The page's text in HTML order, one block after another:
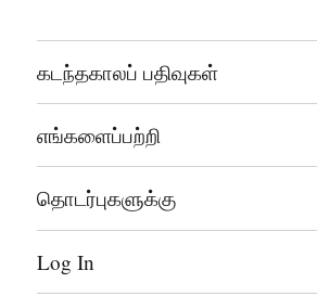
கடந்தகாலப் பதிவுகள்
எங்களைப்பற்றி
தொடர்புகளுக்கு
Log In